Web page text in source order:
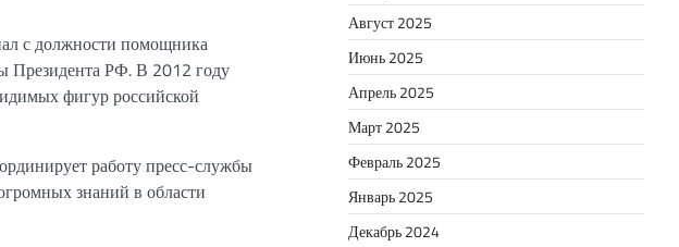
с должности помощника
Президента РФ. В 2012 году
фигур российской
работу пресс-службы
знаний в области
Август 2025
Июнь 2025
Апрель 2025
Март 2025
Февраль 2025
Январь 2025
Декабрь 2024